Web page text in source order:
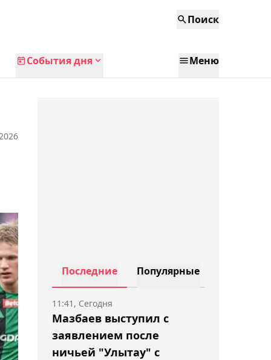
Поиск
События дня Меню
Последние Популярные
Мазбаев выступил с
заявлением после
ничьей "Улытау" с
11:41, Сегодня